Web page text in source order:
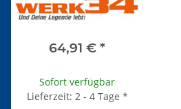
64,91 € *
Sofort verfügbar
Lieferzeit: 2 - 4 Tage *